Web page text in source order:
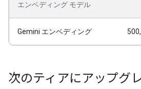
エンベディング モデル
Gemini エンベディング
次のティアにアップグ